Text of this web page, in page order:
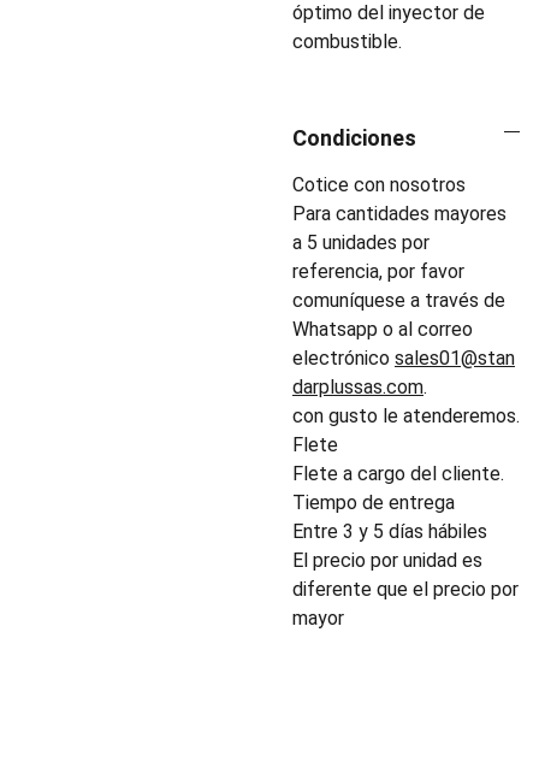
óptimo del inyector de
combustible.
Condiciones
Cotice con nosotros
Para cantidades mayores
a 5 unidades por
referencia, por favor
comuníquese a través de
Whatsapp o al correo
electrónico sales01@stan
darplussas.com.
con gusto le atenderemos.
Flete
Flete a cargo del cliente.
Tiempo de entrega
Entre 3 y 5 días hábiles
El precio por unidad es
diferente que el precio por
mayor